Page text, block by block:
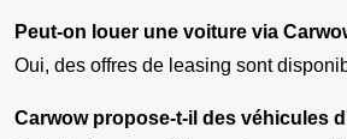
Peut-on louer une voiture via
Oui, des offres de leasing sont
Carwow propose-t-il des véhicules